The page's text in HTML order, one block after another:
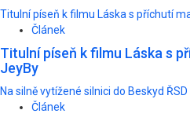
Titulní píseň k filmu Láska s příchutí
Článek
Titulní píseň k filmu Láska s
JeyBy
Na silně vytížené silnici do Beskyd
Článek